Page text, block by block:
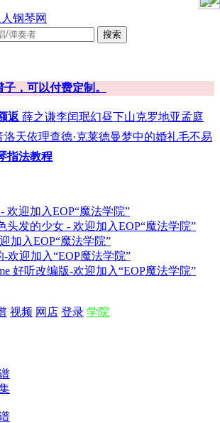
搜索
，可以付费定制。
返 薛之谦李闰珉幻昼下山克罗地亚孟庭
洛天依理查德·克莱德曼梦中的婚礼毛不易
指法教程
欢迎加入EOP“魔法学院”
头发的少女 - 欢迎加入EOP“魔法学院”
加入EOP“魔法学院”
欢迎加入“EOP魔法学院”
好听改编版-欢迎加入“EOP魔法学院”
视频 网店 登录 学院